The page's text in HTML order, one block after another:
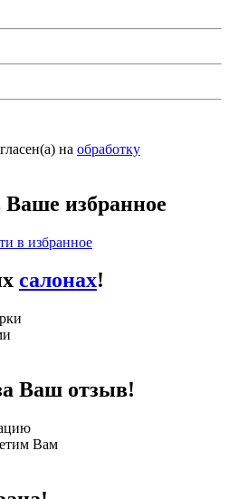
на обработку
Ваше избранное
в избранное
салонах!
Ваш отзыв!
Вам